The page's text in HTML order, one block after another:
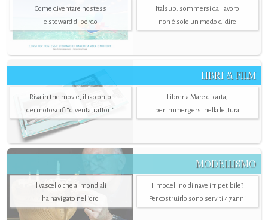
Come diventare hostess
e steward di bordo
Italsub: sommersi dal lavoro
non è solo un modo di dire
LIBRI & FILM
Riva in the movie, il racconto
dei motoscafi “diventati attori”
Libreria Mare di carta,
per immergersi nella lettura
MODELLISMO
Il vascello che ai mondiali
ha navigato nell’oro
Il modellino di nave irripetibile?
Per costruirlo sono serviti 47 anni